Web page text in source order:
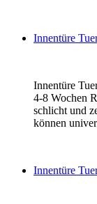
Innentüre
Innentüre
4-8 Wochen
schlicht und
können
Innentüre